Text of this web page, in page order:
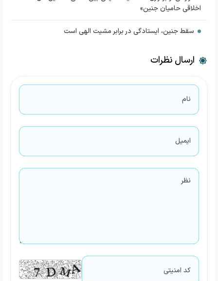
اخلاقی حامیان جنین»
سقط جنین، ایستادگی در برابر مشیت الهی است
ارسال نظرات